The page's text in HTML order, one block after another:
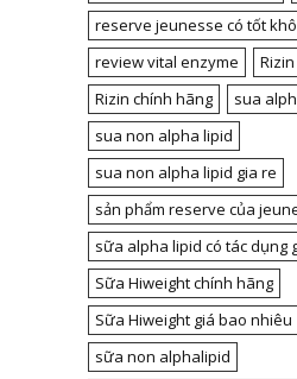
reserve jeunesse có tốt
review vital enzyme
Rizin
Rizin chính hãng
sua
sua non alpha lipid
sua non alpha lipid gia re
sản phẩm reserve của
sữa alpha lipid có tác dụng
Sữa Hiweight chính hãng
Sữa Hiweight giá bao nhiêu
sữa non alphalipid